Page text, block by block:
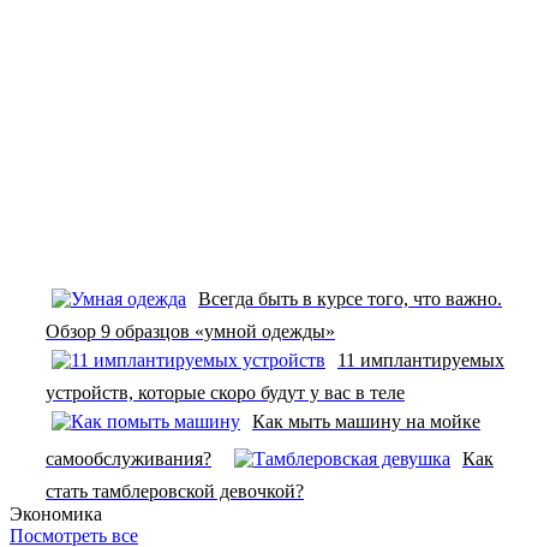
Всегда быть в курсе того, что важно.
Обзор 9 образцов «умной одежды»
11 имплантируемых
устройств, которые скоро будут у вас в теле
Как мыть машину на мойке
самообслуживания?
Как
стать тамблеровской девочкой?
Экономика
Посмотреть все